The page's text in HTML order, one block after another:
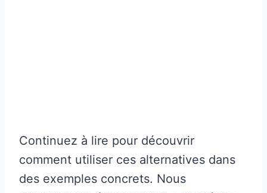
Continuez à lire pour découvrir
comment utiliser ces alternatives dans
des exemples concrets. Nous